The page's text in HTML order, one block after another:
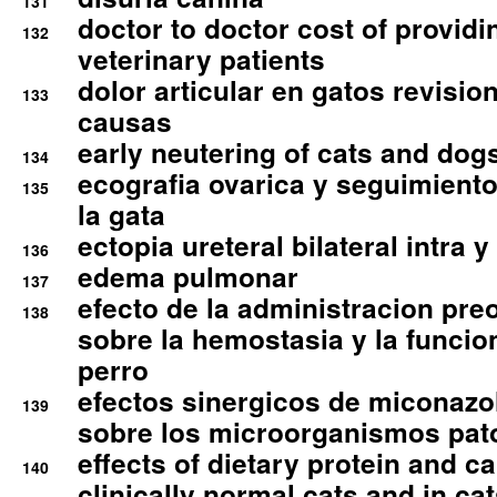
132
doctor to doctor cost of
veterinary patients
133
dolor articular en gatos
causas
134 early neutering of cats and
135
ecografia ovarica y
la gata
136 ectopia ureteral bilateral intra
137 edema pulmonar
138
efecto de la administracion
sobre la hemostasia y la
perro
139
efectos sinergicos de
sobre los microorganismos
140
effects of dietary protein and